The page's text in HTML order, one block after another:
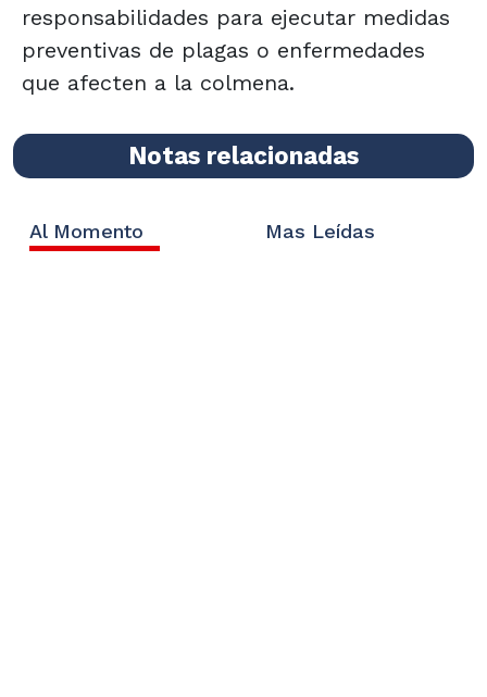
responsabilidades para ejecutar medidas
preventivas de plagas o enfermedades
que afecten a la colmena.
Notas relacionadas
Al Momento Mas Leídas